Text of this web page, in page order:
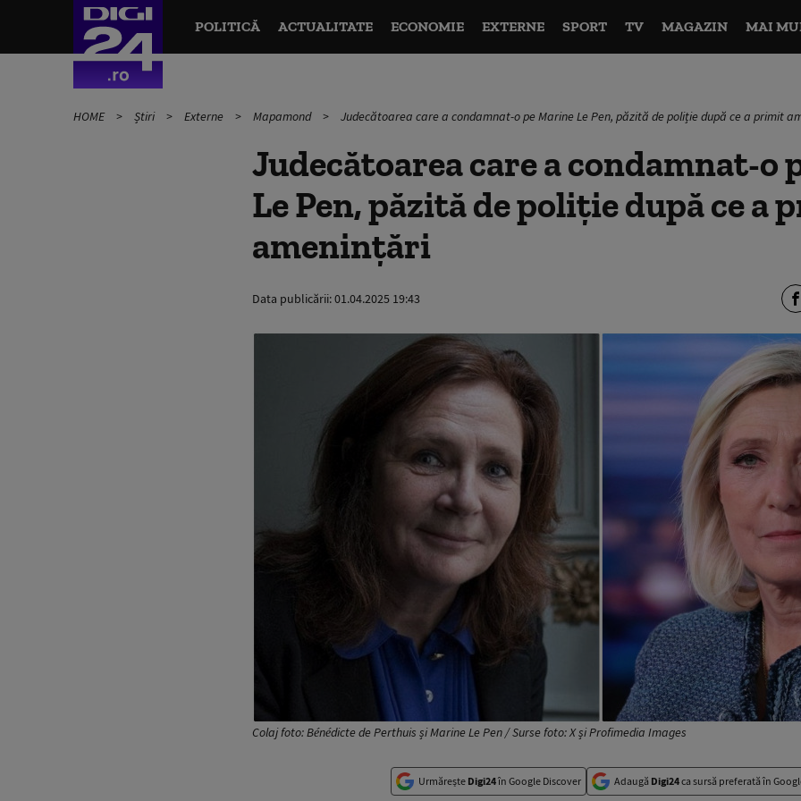
POLITICĂ ACTUALITATE ECONOMIE EXTERNE SPORT TV MAGAZIN MAI
HOME Știri Externe Mapamond Judecătoarea care a condamnat-o pe Marine Le Pen, păzită de poliție după ce a primit
Judecătoarea care a condamnat-o
Le Pen, păzită de poliție după ce a
amenințări
Data publicării:01.04.2025 19:43
Colaj foto: Bénédicte de Perthuis și Marine Le Pen / Surse foto: X și Profimedia Images
Urmărește Digi24în Google Discover Adaugă Digi24ca sursă preferată în